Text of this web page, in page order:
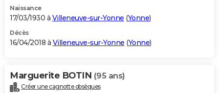
Naissance
17/03/1930 à Villeneuve-sur-Yonne (Yonne)
Décès
16/04/2018 à Villeneuve-sur-Yonne (Yonne)
Marguerite BOTIN (95 ans)
Créer une cagnotte obsèques